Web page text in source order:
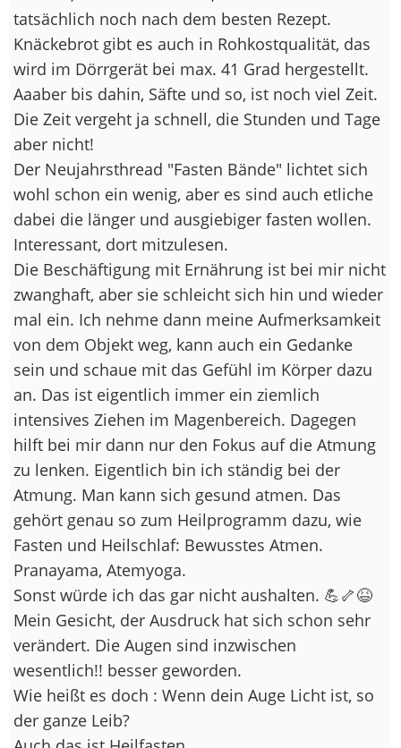
tatsächlich noch nach dem besten Rezept.
Knäckebrot gibt es auch in Rohkostqualität, das
wird im Dörrgerät bei max. 41 Grad hergestellt.
Aaaber bis dahin, Säfte und so, ist noch viel Zeit.
Die Zeit vergeht ja schnell, die Stunden und Tage
aber nicht!
Der Neujahrsthread "Fasten Bände" lichtet sich
wohl schon ein wenig, aber es sind auch etliche
dabei die länger und ausgiebiger fasten wollen.
Interessant, dort mitzulesen.
Die Beschäftigung mit Ernährung ist bei mir nicht
zwanghaft, aber sie schleicht sich hin und wieder
mal ein. Ich nehme dann meine Aufmerksamkeit
von dem Objekt weg, kann auch ein Gedanke
sein und schaue mit das Gefühl im Körper dazu
an. Das ist eigentlich immer ein ziemlich
intensives Ziehen im Magenbereich. Dagegen
hilft bei mir dann nur den Fokus auf die Atmung
zu lenken. Eigentlich bin ich ständig bei der
Atmung. Man kann sich gesund atmen. Das
gehört genau so zum Heilprogramm dazu, wie
Fasten und Heilschlaf: Bewusstes Atmen.
Pranayama, Atemyoga.
Sonst würde ich das gar nicht aushalten. 💪🦴😆
Mein Gesicht, der Ausdruck hat sich schon sehr
verändert. Die Augen sind inzwischen
wesentlich!! besser geworden.
Wie heißt es doch : Wenn dein Auge Licht ist, so
der ganze Leib?